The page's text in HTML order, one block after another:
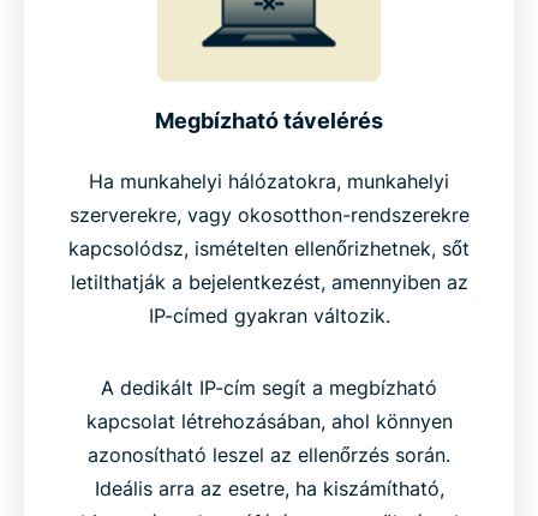
Megbízható távelérés
Ha munkahelyi hálózatokra, munkahelyi
szerverekre, vagy okosotthon-rendszerekre
kapcsolódsz, ismételten ellenőrizhetnek, sőt
letilthatják a bejelentkezést, amennyiben az
IP-címed gyakran változik.
A dedikált IP-cím segít a megbízható
kapcsolat létrehozásában, ahol könnyen
azonosítható leszel az ellenőrzés során.
Ideális arra az esetre, ha kiszámítható,